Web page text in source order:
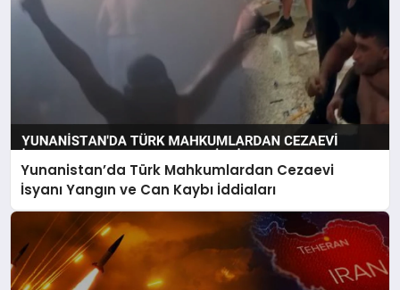
Yunanistan’da Türk Mahkumlardan Cezaevi
İsyanı Yangın ve Can Kaybı İddiaları